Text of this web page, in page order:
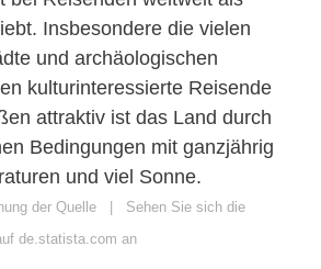
Insbesondere die vielen
und archäologischen
kulturinteressierte Reisende
attraktiv ist das Land durch
Bedingungen mit ganzjährig
und viel Sonne.
der Quelle | Sehen Sie sich die
de.statista.com an